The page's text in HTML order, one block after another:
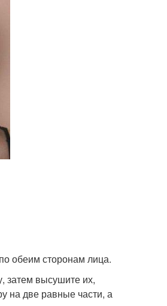
обеим сторонам лица.
затем высушите их,
на две равные части, а